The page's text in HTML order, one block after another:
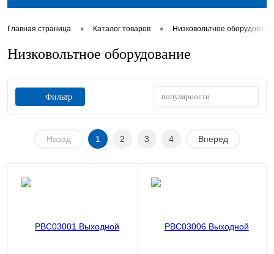
Главная страница • Каталог товаров • Низковольтное
Низковольтное оборудование
Фильтр популярности
Назад 1 2 3 4 Вперед